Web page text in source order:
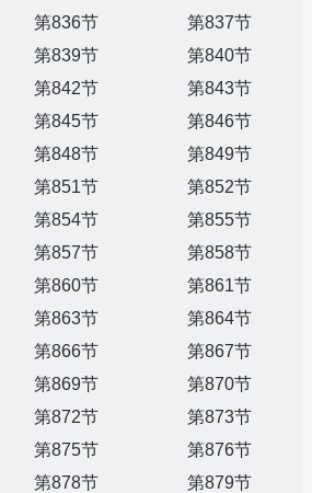
第836节
第837节
第839节
第840节
第842节
第843节
第845节
第846节
第848节
第849节
第851节
第852节
第854节
第855节
第857节
第858节
第860节
第861节
第863节
第864节
第866节
第867节
第869节
第870节
第872节
第873节
第875节
第876节
第878节
第879节